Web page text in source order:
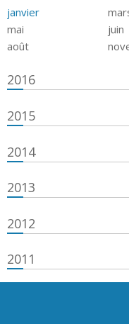
janvier
mai
juin
août
2016
2015
2014
2013
2012
2011